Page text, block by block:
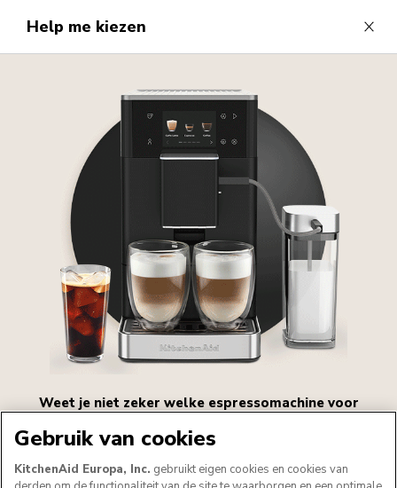
Help me kiezen Close
Weet je niet zeker welke espressomachine voor
Vertel ons wat je belangrijk vindt. Wil je ijskoffie?
Hoe geautomatiseerd moet hij zijn? Hoeveel ruimte
Gebruik van cookies
KitchenAid Europa, Inc. gebruikt eigen cookies en cookies van